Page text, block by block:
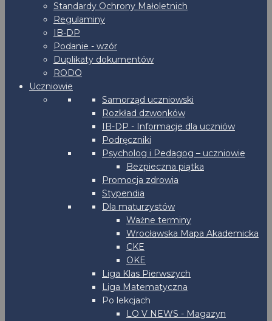
Standardy Ochrony Małoletnich
Regulaminy
IB-DP
Podanie - wzór
Duplikaty dokumentów
RODO
Uczniowie
Samorząd uczniowski
Rozkład dzwonków
IB-DP - Informacje dla uczniów
Podręczniki
Psycholog i Pedagog – uczniowie
Bezpieczna piątka
Promocja zdrowia
Stypendia
Dla maturzystów
Ważne terminy
Wrocławska Mapa Akademicka
CKE
OKE
Liga Klas Pierwszych
Liga Matematyczna
Po lekcjach
LO V NEWS - Magazyn